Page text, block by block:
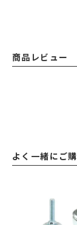
商品レビュー
よく一緒にご